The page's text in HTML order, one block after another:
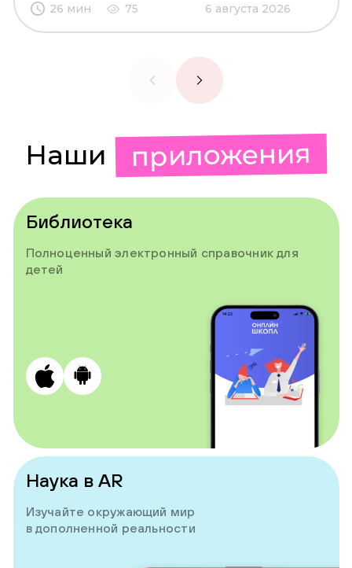
26 мин 75 6 августа 2026
Наши приложения
Библиотека
Полноценный электронный справочник для
детей
Наука в AR
Изучайте окружающий мир
в дополненной реальности